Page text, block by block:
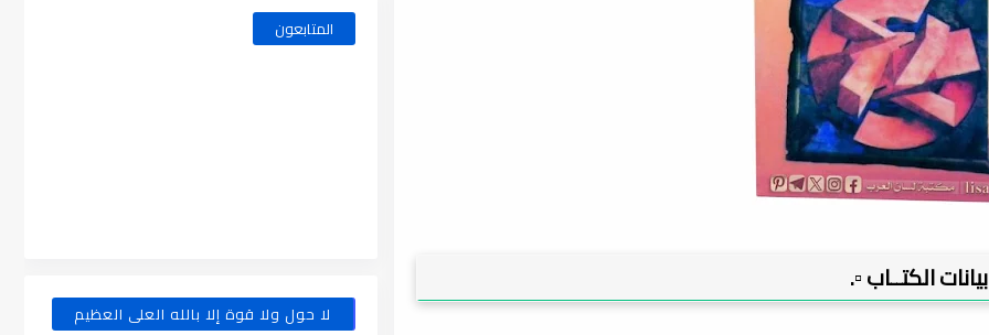
الكتــاب ▫️.
المتابعون
لا حول ولا قوة إلا بالله العلى العظيم